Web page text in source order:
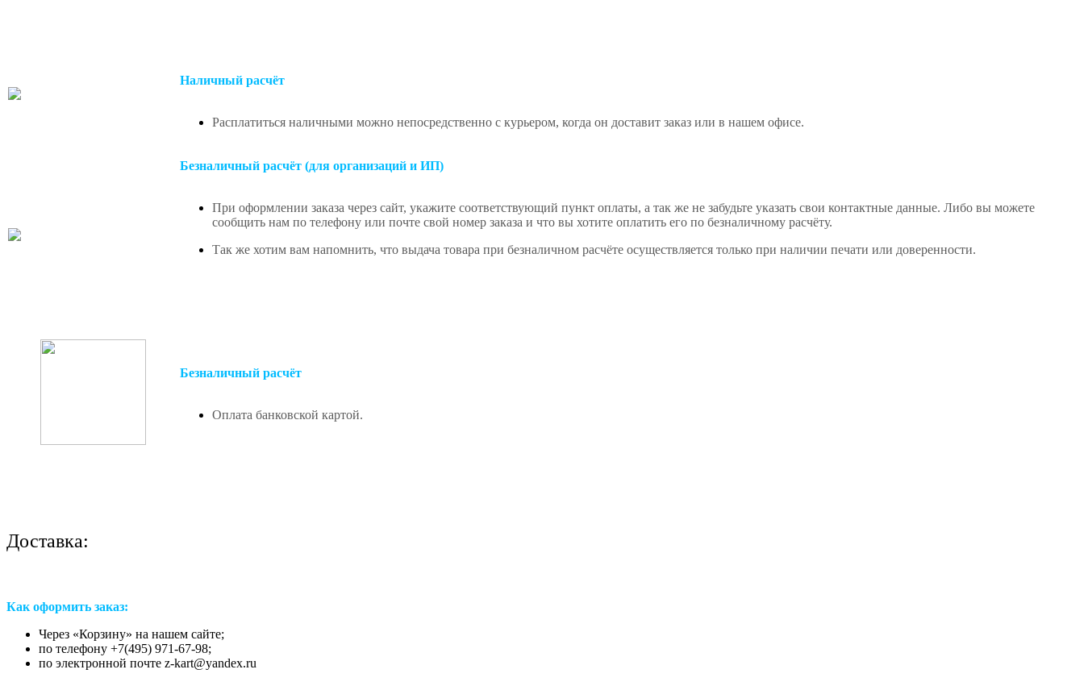
Наличный расчёт
Расплатиться наличными можно непосредственно с курьером, когда он доставит заказ или в нашем офисе.
Безналичный расчёт (для организаций и ИП)
При оформлении заказа через сайт, укажите соответствующий пункт оплаты, а так же не забудьте указать свои контактные данные. Либо вы можете
сообщить нам по телефону или почте свой номер заказа и что вы хотите оплатить его по безналичному расчёту.
Так же хотим вам напомнить, что выдача товара при безналичном расчёте осуществляется только при наличии печати или доверенности.
Безналичный расчёт
Оплата банковской картой.
Доставка:
Как оформить заказ:
Через «Корзину» на нашем сайте;
по телефону +7(495) 971-67-98;
по электронной почте z-kart@yandex.ru